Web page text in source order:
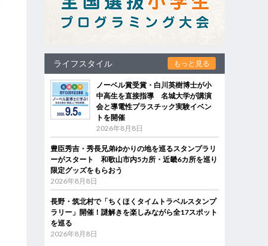
ライフスタイル もっと見る
ノーベル賞受賞・白川英樹博士が小
中高生を直接指導 名城大学が講演
会と導電性プラスチック実験イベン
トを開催
2026年8月8日
豊臣秀吉・秀長兄弟ゆかりの地を巡るスタンプラリ
ーがスタート 和歌山市内5カ所・近畿6カ所を巡り
限定グッズをもらおう
2026年8月8日
長野・筑北村で「ちくほくタイムトラベルスタンプ
ラリー」開催！謎解きを楽しみながら全17スポット
を巡る
2026年8月8日